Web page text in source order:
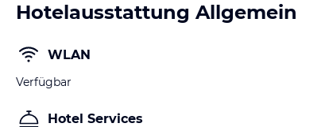
Hotelausstattung Allgemein
WLAN
Verfügbar
Hotel Services